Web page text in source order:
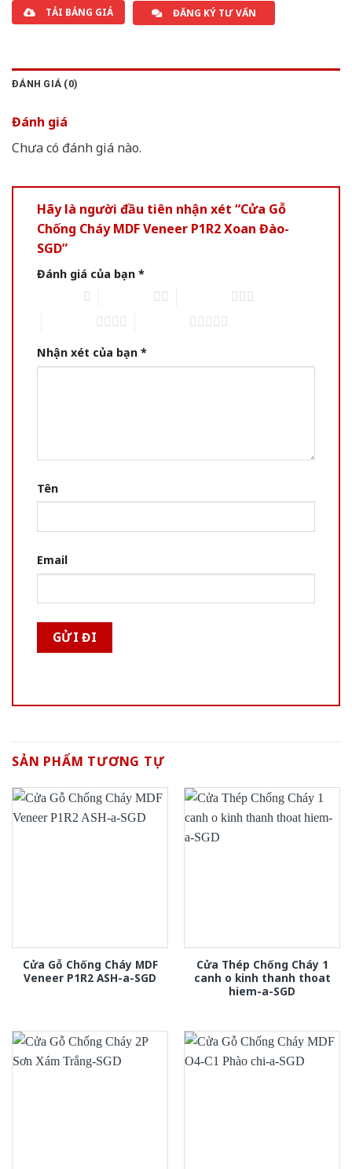
TẢI BẢNG GIÁ ĐĂNG KÝ TƯ VẤN
ĐÁNH GIÁ (0)
Đánh giá
Chưa có đánh giá nào.
Hãy là người đầu tiên nhận xét “Cửa Gỗ
Chống Cháy MDF Veneer P1R2 Xoan Đào-
SGD”
Đánh giá của bạn *
Nhận xét của bạn *
Tên
Email
SẢN PHẨM TƯƠNG TỰ
Cửa Gỗ Chống Cháy MDF
Veneer P1R2 ASH-a-SGD
Cửa Thép Chống Cháy 1
canh o kinh thanh thoat
hiem-a-SGD